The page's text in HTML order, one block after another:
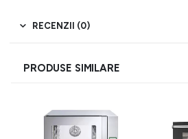
RECENZII (0)
PRODUSE SIMILARE